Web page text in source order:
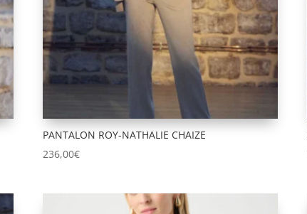
PANTALON ROY-NATHALIE CHAIZE
236,00€